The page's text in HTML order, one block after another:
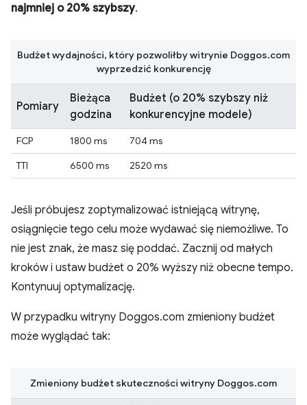
najmniej o 20% szybszy.
Pomiary
Bieżąca
godzina
Budżet (o 20% szybszy niż
konkurencyjne modele)
FCP 1800 ms
704 ms
TTI
6500 ms 2520 ms
Budżet wydajności, który pozwoliłby witrynie Doggos.com
wyprzedzić konkurencję
Jeśli próbujesz zoptymalizować istniejącą witrynę,
osiągnięcie tego celu może wydawać się niemożliwe. To
nie jest znak, że masz się poddać. Zacznij od małych
kroków i ustaw budżet o 20% wyższy niż obecne tempo.
Kontynuuj optymalizację.
W przypadku witryny Doggos.com zmieniony budżet
może wyglądać tak:
Zmieniony budżet skuteczności witryny Doggos.com